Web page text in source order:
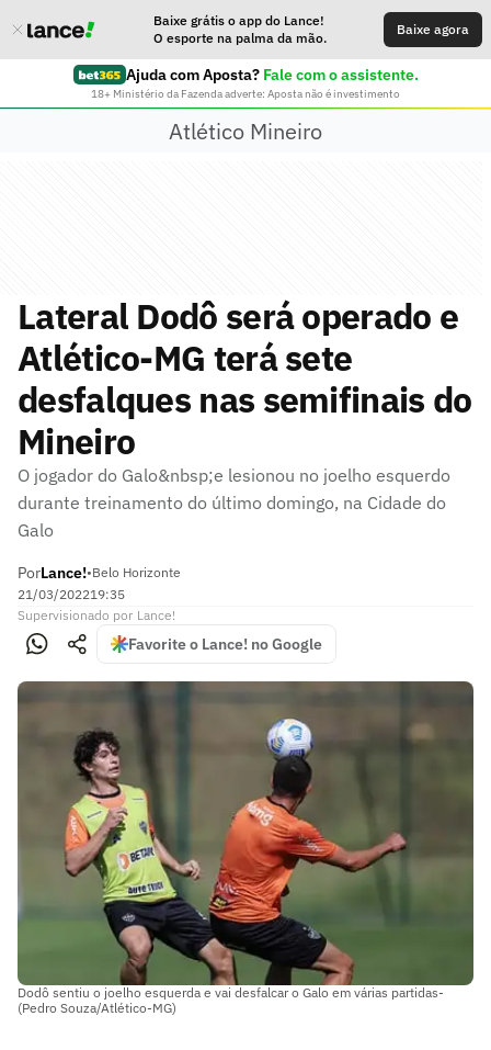
Baixe grátis o app do Lance!
O esporte na palma da mão.
Baixe agora
Ajuda com Aposta? Fale com o assistente.
18+ Ministério da Fazenda adverte: Aposta não é investimento
Atlético Mineiro
Lateral Dodô será operado e
Atlético-MG terá sete
desfalques nas semifinais do
Mineiro
O jogador do Galo&nbsp;e lesionou no joelho esquerdo
durante treinamento do último domingo, na Cidade do
Galo
PorLance!•Belo Horizonte
21/03/202219:35
Supervisionado por Lance!
Favorite o Lance! no Google
Dodô sentiu o joelho esquerda e vai desfalcar o Galo em várias partidas-
(Pedro Souza/Atlético-MG)